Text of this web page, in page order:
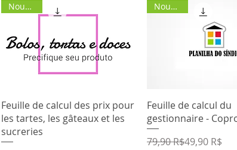
Aperçu rapide
Nouvelle
Feuille de calcul des prix pour
les tartes, les gâteaux et les
sucreries
Aperçu rapide
Nouvelle
Feuille de calcul du
gestionnaire -
Prix original
79,90 R$
Prix promotionnel
49,90 R$